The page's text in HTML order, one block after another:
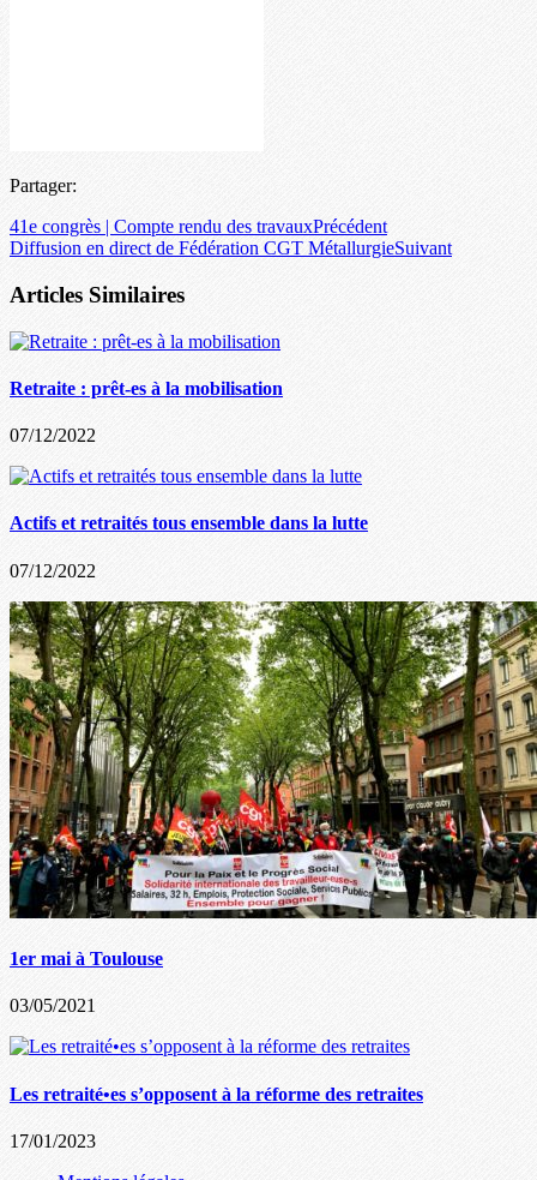
Partager:
41e congrès | Compte rendu des travauxPrécédent
Diffusion en direct de Fédération CGT MétallurgieSuivant
Articles Similaires
Retraite : prêt-es à la mobilisation
07/12/2022
Actifs et retraités tous ensemble dans la lutte
07/12/2022
1er mai à Toulouse
03/05/2021
Les retraité•es s’opposent à la réforme des retraites
17/01/2023